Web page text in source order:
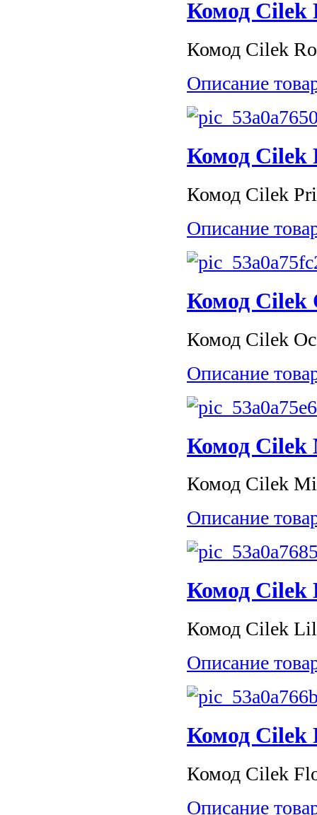
Комод Cilek
Комод Cilek
Описание
Комод Cilek
Комод Cilek
Описание
Комод Cilek
Комод Cilek
Описание
Комод Cilek
Комод Cilek
Описание
Комод Cilek
Комод Cilek
Описание
Комод Cilek
Комод Cilek
Описание